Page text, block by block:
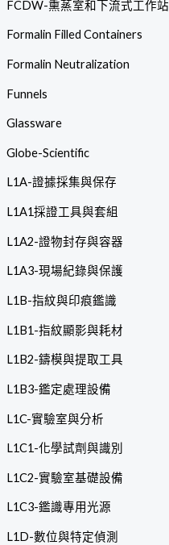
FCDW-熏蒸室和下流式工作站
Formalin Filled Containers
Formalin Neutralization
Funnels
Glassware
Globe-Scientific
L1A-證據採集與保存
L1A1採證工具與套組
L1A2-證物封存與容器
L1A3-現場紀錄與保護
L1B-指紋與印痕鑑識
L1B1-指紋顯影與耗材
L1B2-鑄模與提取工具
L1B3-鑑定處理設備
L1C-實驗室與分析
L1C1-化學試劑與識別
L1C2-實驗室基礎設備
L1C3-鑑識專用光源
L1D-數位與特定偵測